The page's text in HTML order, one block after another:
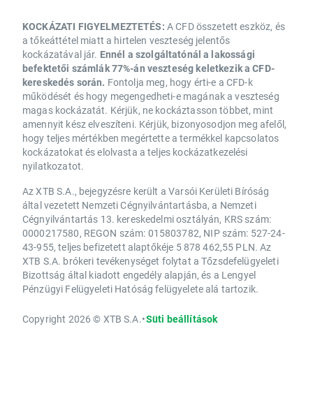
KOCKÁZATI FIGYELMEZTETÉS: A CFD összetett eszköz, és
a tőkeáttétel miatt a hirtelen veszteség jelentős
kockázatával jár. Ennél a szolgáltatónál a lakossági
befektetői számlák 77%-án veszteség keletkezik a CFD-
kereskedés során. Fontolja meg, hogy érti-e a CFD-k
működését és hogy megengedheti-e magának a veszteség
magas kockázatát. Kérjük, ne kockáztasson többet, mint
amennyit kész elveszíteni. Kérjük, bizonyosodjon meg afelől,
hogy teljes mértékben megértette a termékkel kapcsolatos
kockázatokat és elolvasta a teljes kockázatkezelési
nyilatkozatot.
Az XTB S.A., bejegyzésre került a Varsói Kerületi Bíróság
által vezetett Nemzeti Cégnyilvántartásba, a Nemzeti
Cégnyilvántartás 13. kereskedelmi osztályán, KRS szám:
0000217580, REGON szám: 015803782, NIP szám: 527-24-
43-955, teljes befizetett alaptőkéje 5 878 462,55 PLN. Az
XTB S.A. brókeri tevékenységet folytat a Tőzsdefelügyeleti
Bizottság által kiadott engedély alapján, és a Lengyel
Pénzügyi Felügyeleti Hatóság felügyelete alá tartozik.
Copyright 2026 © XTB S.A.•Süti beállítások